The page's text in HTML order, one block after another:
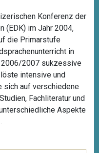
Konferenz der
(EDK) im Jahr 2004,
die Primarstufe
in
2006/2007 sukzessive
intensive und
sich auf verschiedene
Fachliteratur und
Aspekte